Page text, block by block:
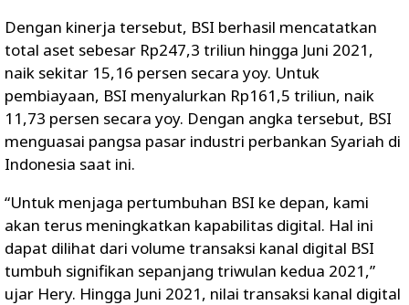
Dengan kinerja tersebut, BSI berhasil mencatatkan
total aset sebesar Rp247,3 triliun hingga Juni 2021,
naik sekitar 15,16 persen secara yoy. Untuk
pembiayaan, BSI menyalurkan Rp161,5 triliun, naik
11,73 persen secara yoy. Dengan angka tersebut, BSI
menguasai pangsa pasar industri perbankan Syariah di
Indonesia saat ini.
“Untuk menjaga pertumbuhan BSI ke depan, kami
akan terus meningkatkan kapabilitas digital. Hal ini
dapat dilihat dari volume transaksi kanal digital BSI
tumbuh signifikan sepanjang triwulan kedua 2021,”
ujar Hery. Hingga Juni 2021, nilai transaksi kanal digital